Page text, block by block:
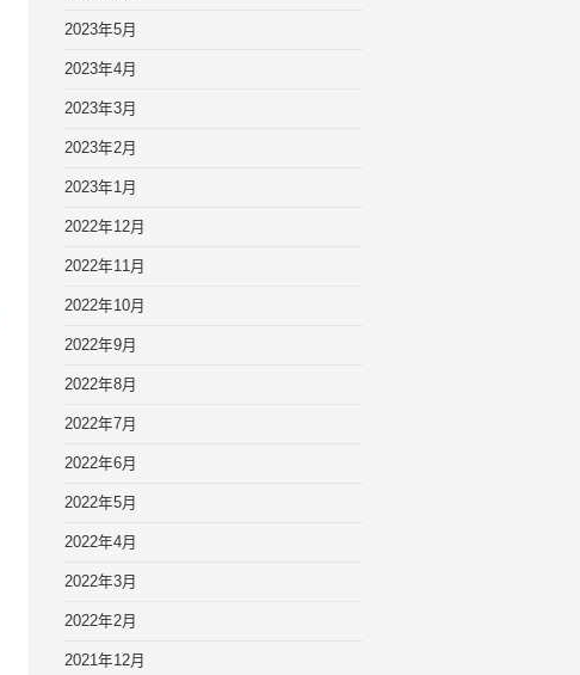
2023年5月
2023年4月
2023年3月
2023年2月
2023年1月
2022年12月
2022年11月
2022年10月
2022年9月
2022年8月
2022年7月
2022年6月
2022年5月
2022年4月
2022年3月
2022年2月
2021年12月